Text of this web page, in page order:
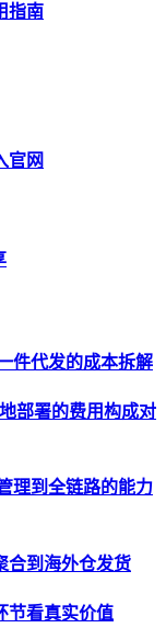
指南
官网
件代发的成本拆解
部署的费用构成对
理到全链路的能力
合到海外仓发货
节看真实价值